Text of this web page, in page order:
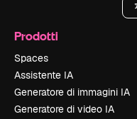
Prodotti
Spaces
Assistente IA
Generatore di immagini IA
Generatore di video IA